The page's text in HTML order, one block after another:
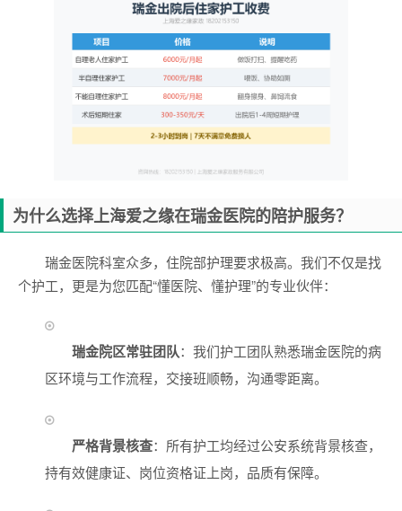
为什么选择上海爱之缘在瑞金医院的陪护服务？
瑞金医院科室众多，住院部护理要求极高。我们不仅是找
个护工，更是为您匹配“懂医院、懂护理”的专业伙伴：
瑞金院区常驻团队：我们护工团队熟悉瑞金医院的病
区环境与工作流程，交接班顺畅，沟通零距离。
严格背景核查：所有护工均经过公安系统背景核查，
持有效健康证、岗位资格证上岗，品质有保障。